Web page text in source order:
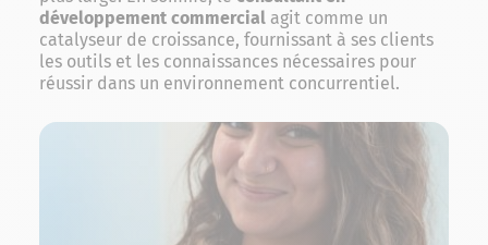
développement commercial agit comme un
catalyseur de croissance, fournissant à ses clients
les outils et les connaissances nécessaires pour
réussir dans un environnement concurrentiel.